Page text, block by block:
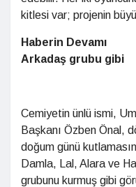
kitlesi var; projenin
Haberin Devamı
Arkadaş grubu gibi
Cemiyetin ünlü ismi,
Başkanı Özben Önal,
doğum günü
Damla, Lal, Alara ve
grubunu kurmuş gibi